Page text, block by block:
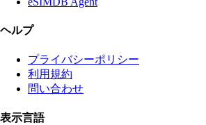
ヘルプ
プライバシーポリシー
利用規約
問い合わせ
表示言語